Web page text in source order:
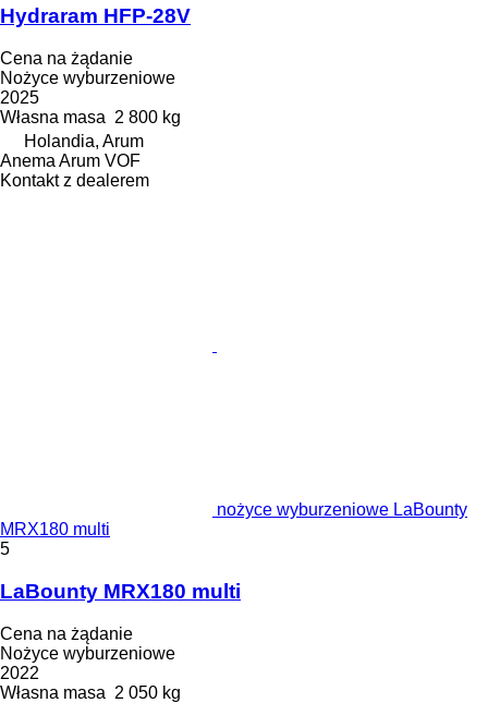
Hydraram HFP-28V
Cena na żądanie
Nożyce wyburzeniowe
2025
Własna masa 2 800 kg
Holandia, Arum
Anema Arum VOF
Kontakt z dealerem
nożyce wyburzeniowe LaBounty
MRX180 multi
5
LaBounty MRX180 multi
Cena na żądanie
Nożyce wyburzeniowe
2022
Własna masa 2 050 kg